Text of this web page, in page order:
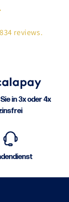
reviews.
in 3x oder 4x